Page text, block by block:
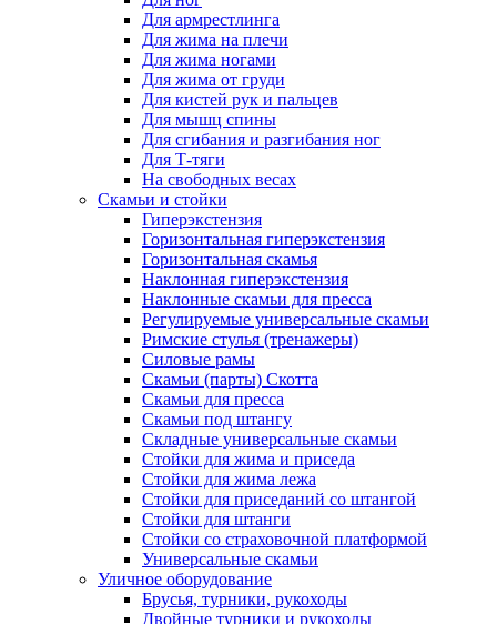
Для армрестлинга
Для жима на плечи
Для жима ногами
Для жима от груди
Для кистей рук и пальцев
Для мышц спины
Для сгибания и разгибания ног
Для Т-тяги
На свободных весах
Скамьи и стойки
Гиперэкстензия
Горизонтальная гиперэкстензия
Горизонтальная скамья
Наклонная гиперэкстензия
Наклонные скамьи для пресса
Регулируемые универсальные скамьи
Римские стулья (тренажеры)
Силовые рамы
Скамьи (парты) Скотта
Скамьи для пресса
Скамьи под штангу
Складные универсальные скамьи
Стойки для жима и приседа
Стойки для жима лежа
Стойки для приседаний со штангой
Стойки для штанги
Стойки со страховочной платформой
Универсальные скамьи
Уличное оборудование
Брусья, турники, рукоходы
Двойные турники и рукоходы